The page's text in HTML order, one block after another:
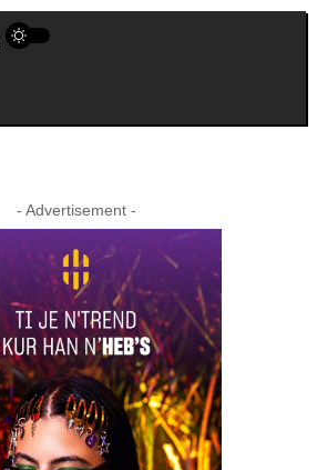
- Advertisement -